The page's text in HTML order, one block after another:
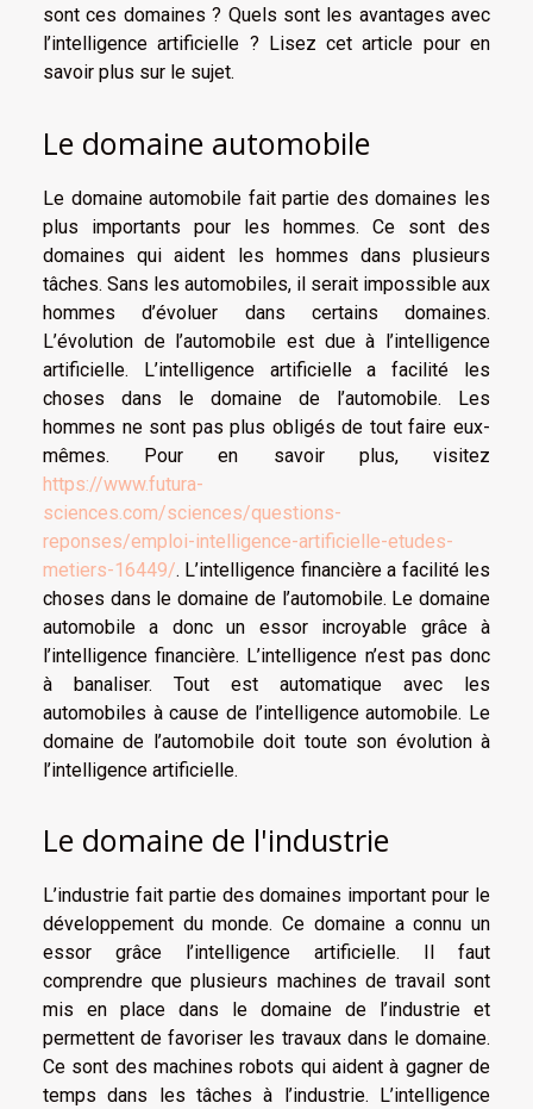
sont ces domaines ? Quels sont les avantages avec
l’intelligence artificielle ? Lisez cet article pour en
savoir plus sur le sujet.
Le domaine automobile
Le domaine automobile fait partie des domaines les
plus importants pour les hommes. Ce sont des
domaines qui aident les hommes dans plusieurs
tâches. Sans les automobiles, il serait impossible aux
hommes d’évoluer dans certains domaines.
L’évolution de l’automobile est due à l’intelligence
artificielle. L’intelligence artificielle a facilité les
choses dans le domaine de l’automobile. Les
hommes ne sont pas plus obligés de tout faire eux-
mêmes. Pour en savoir plus, visitez
https://www.futura-
sciences.com/sciences/questions-
reponses/emploi-intelligence-artificielle-etudes-
metiers-16449/. L’intelligence financière a facilité les
choses dans le domaine de l’automobile. Le domaine
automobile a donc un essor incroyable grâce à
l’intelligence financière. L’intelligence n’est pas donc
à banaliser. Tout est automatique avec les
automobiles à cause de l’intelligence automobile. Le
domaine de l’automobile doit toute son évolution à
l’intelligence artificielle.
Le domaine de l'industrie
L’industrie fait partie des domaines important pour le
développement du monde. Ce domaine a connu un
essor grâce l’intelligence artificielle. Il faut
comprendre que plusieurs machines de travail sont
mis en place dans le domaine de l’industrie et
permettent de favoriser les travaux dans le domaine.
Ce sont des machines robots qui aident à gagner de
temps dans les tâches à l’industrie. L’intelligence